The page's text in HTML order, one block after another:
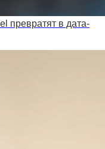
превратят в дата-